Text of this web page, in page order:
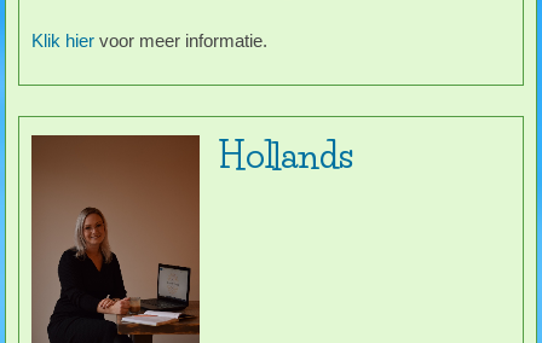
Klik hier voor meer informatie.
Hollands